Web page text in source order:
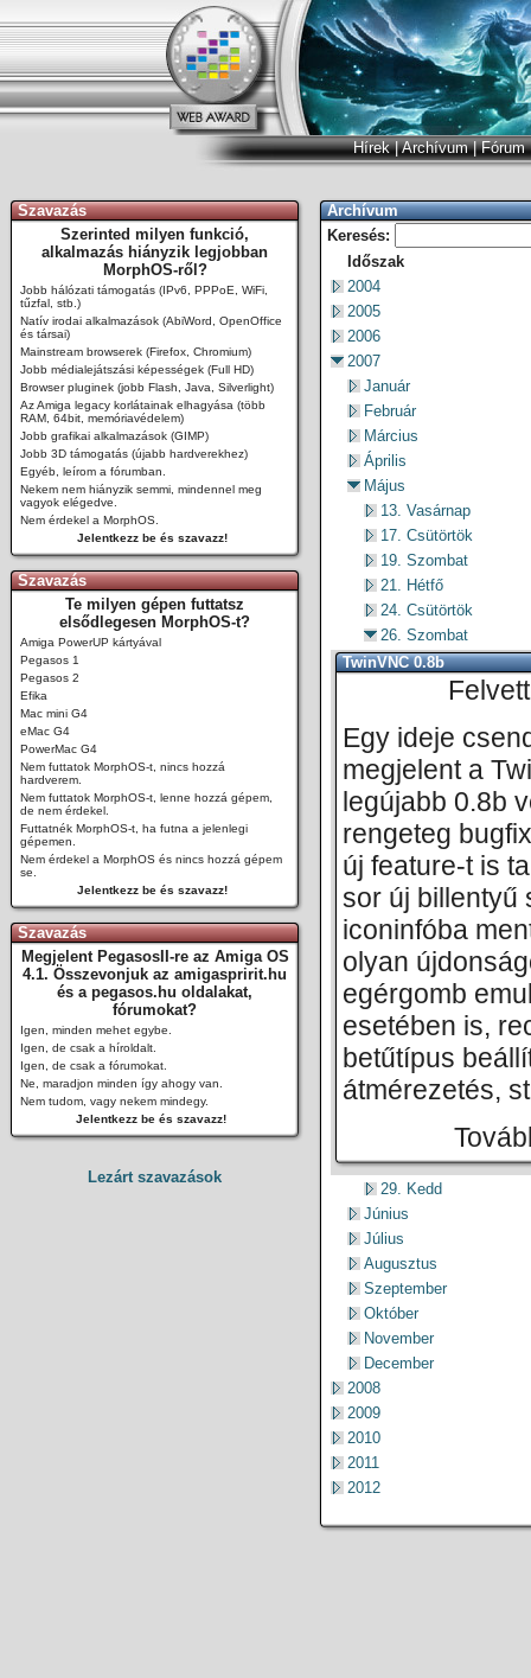
Hírek|Archívum|Fórum
Szavazás
Szerinted milyen funkció,
alkalmazás hiányzik legjobban
MorphOS-ről?
Jobb hálózati támogatás (IPv6, PPPoE, WiFi,
tűzfal, stb.)
Natív irodai alkalmazások (AbiWord, OpenOffice
és társai)
Mainstream browserek (Firefox, Chromium)
Jobb médialejátszási képességek (Full HD)
Browser pluginek (jobb Flash, Java, Silverlight)
Az Amiga legacy korlátainak elhagyása (több
RAM, 64bit, memóriavédelem)
Jobb grafikai alkalmazások (GIMP)
Jobb 3D támogatás (újabb hardverekhez)
Egyéb, leírom a fórumban.
Nekem nem hiányzik semmi, mindennel meg
vagyok elégedve.
Nem érdekel a MorphOS.
Jelentkezz be és szavazz!
Szavazás
Te milyen gépen futtatsz
elsődlegesen MorphOS-t?
Amiga PowerUP kártyával
Pegasos 1
Pegasos 2
Efika
Mac mini G4
eMac G4
PowerMac G4
Nem futtatok MorphOS-t, nincs hozzá
hardverem.
Nem futtatok MorphOS-t, lenne hozzá gépem,
de nem érdekel.
Futtatnék MorphOS-t, ha futna a jelenlegi
gépemen.
Nem érdekel a MorphOS és nincs hozzá gépem
se.
Jelentkezz be és szavazz!
Szavazás
Megjelent PegasosII-re az Amiga OS
4.1. Összevonjuk az amigaspririt.hu
és a pegasos.hu oldalakat,
fórumokat?
Igen, minden mehet egybe.
Igen, de csak a híroldalt.
Igen, de csak a fórumokat.
Ne, maradjon minden így ahogy van.
Nem tudom, vagy nekem mindegy.
Jelentkezz be és szavazz!
Lezárt szavazások
Archívum
Keresés:
Időszak
2004
2005
2006
2007
Január
Február
Március
Április
Május
13. Vasárnap
17. Csütörtök
19. Szombat
21. Hétfő
24. Csütörtök
26. Szombat
TwinVNC 0.8b
Egy ideje
megjelent a
legújabb 0.8b
rengeteg
új feature-t is
sor új billentyű
iconinfóba
olyan
egérgomb
esetében is,
betűtípus
átmérezetés,
29. Kedd
Június
Július
Augusztus
Szeptember
Október
November
December
2008
2009
2010
2011
2012